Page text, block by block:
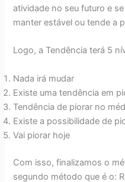
atividade no seu futuro e
manter estável ou tende a
Logo, a Tendência terá 5
Nada irá mudar
Existe uma tendência em
Tendência de piorar no
Existe a possibilidade de
Vai piorar hoje
Com isso, finalizamos o
segundo método que é o: